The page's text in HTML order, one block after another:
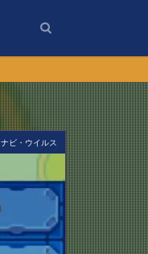
ナビ・ウイルス